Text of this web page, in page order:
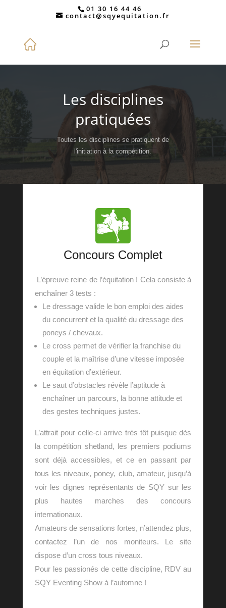
01 30 16 44 46
contact@sqyequitation.fr
Les disciplines
pratiquées
Toutes les disciplines se pratiquent de
l'initiation à la compétition.
Concours Complet
L’épreuve reine de l’équitation ! Cela consiste à
enchaîner 3 tests :
Le dressage valide le bon emploi des aides
du concurrent et la qualité du dressage des
poneys / chevaux.
Le cross permet de vérifier la franchise du
couple et la maîtrise d’une vitesse imposée
en équitation d’extérieur.
Le saut d’obstacles révèle l’aptitude à
enchaîner un parcours, la bonne attitude et
des gestes techniques justes.
L’attrait pour celle-ci arrive très tôt puisque dès
la compétition shetland, les premiers podiums
sont déjà accessibles, et ce en passant par
tous les niveaux, poney, club, amateur, jusqu’à
voir les dignes représentants de SQY sur les
plus hautes marches des concours
internationaux.
Amateurs de sensations fortes, n’attendez plus,
contactez l’un de nos moniteurs. Le site
dispose d’un cross tous niveaux.
Pour les passionés de cette discipline, RDV au
SQY Eventing Show à l’automne !